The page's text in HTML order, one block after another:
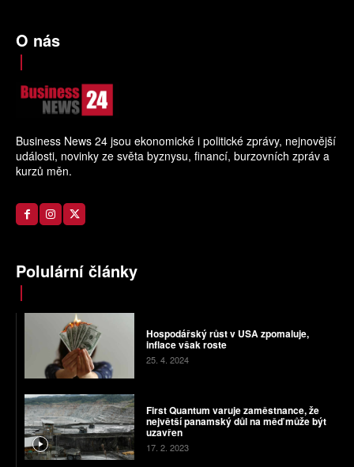
O nás
Business News 24 jsou ekonomické i politické zprávy, nejnovější
události, novinky ze světa byznysu, financí, burzovních zpráv a
kurzů měn.
Polulární články
Hospodářský růst v USA zpomaluje,
inflace však roste
25. 4. 2024
First Quantum varuje zaměstnance, že
největší panamský důl na měď může být
uzavřen
17. 2. 2023